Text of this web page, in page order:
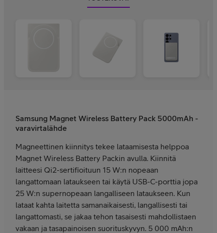
Samsung Magnet Wireless Battery Pack 5000mAh -
varavirtalähde
Magneettinen kiinnitys tekee lataamisesta helppoa
Magnet Wireless Battery Packin avulla. Kiinnitä
laitteesi Qi2-sertifioituun 15 W:n nopeaan
langattomaan lataukseen tai käytä USB-C-porttia jopa
25 W:n supernopeaan langalliseen lataukseen. Kun
lataat kahta laitetta samanaikaisesti, langallisesti tai
langattomasti, se jakaa tehon tasaisesti mahdollistaen
vakaan ja tasapainoisen suorituskyvyn. 5 000 mAh:n